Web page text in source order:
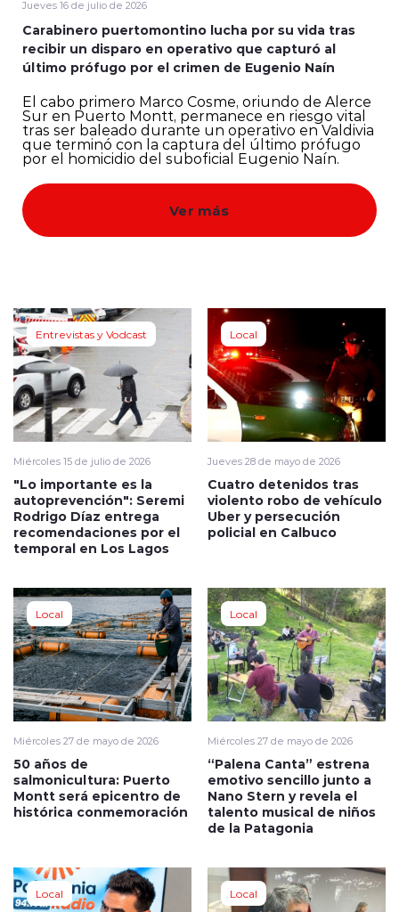
Quienes Somos
modo claro
Jueves 16 de julio de 2026
Carabinero puertomontino lucha por su vida tras
recibir un disparo en operativo que capturó al
último prófugo por el crimen de Eugenio Naín
El cabo primero Marco Cosme, oriundo de Alerce
Sur en Puerto Montt, permanece en riesgo vital
tras ser baleado durante un operativo en Valdivia
que terminó con la captura del último prófugo
por el homicidio del suboficial Eugenio Naín.
Ver más
Entrevistas y Vodcast
Miércoles 15 de julio de 2026
"Lo importante es la
autoprevención": Seremi
Rodrigo Díaz entrega
recomendaciones por el
temporal en Los Lagos
Local
Jueves 28 de mayo de 2026
Cuatro detenidos tras
violento robo de vehículo
Uber y persecución
policial en Calbuco
Local
Miércoles 27 de mayo de 2026
50 años de
salmonicultura: Puerto
Montt será epicentro de
histórica conmemoración
Local
Miércoles 27 de mayo de 2026
“Palena Canta” estrena
emotivo sencillo junto a
Nano Stern y revela el
talento musical de niños
de la Patagonia
Local Local